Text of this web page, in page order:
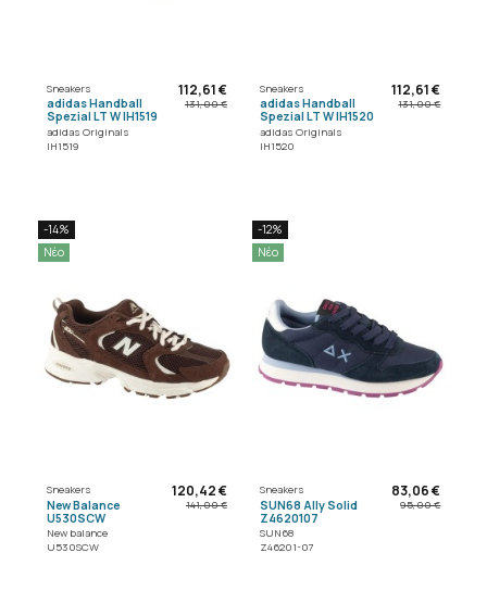
Sneakers
adidas Handball
Spezial LT W IH1519
adidas Originals
IH1519
112,61 €
131,00 €
Sneakers
adidas Handball
Spezial LT W IH1520
adidas Originals
IH1520
112,61 €
131,00 €
-14%
Νέο
Sneakers
New Balance
U530SCW
New balance
U530SCW
120,42 €
141,00 €
-12%
Νέο
Sneakers
SUN68 Ally Solid
Z4620107
SUN68
Z46201-07
83,06 €
95,00 €